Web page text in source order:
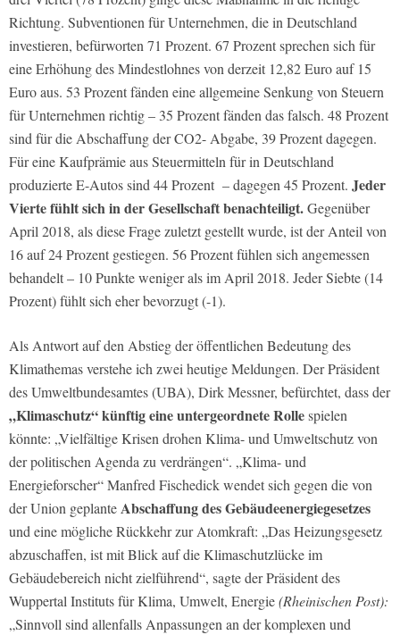
Richtung. Subventionen für Unternehmen, die in Deutschland
investieren, befürworten 71 Prozent. 67 Prozent sprechen sich für
eine Erhöhung des Mindestlohnes von derzeit 12,82 Euro auf 15
Euro aus. 53 Prozent fänden eine allgemeine Senkung von Steuern
für Unternehmen richtig – 35 Prozent fänden das falsch. 48 Prozent
sind für die Abschaffung der CO2- Abgabe, 39 Prozent dagegen.
Für eine Kaufprämie aus Steuermitteln für in Deutschland
produzierte E-Autos sind 44 Prozent – dagegen 45 Prozent. Jeder
Vierte fühlt sich in der Gesellschaft benachteiligt.Gegenüber
April 2018, als diese Frage zuletzt gestellt wurde, ist der Anteil von
16 auf 24 Prozent gestiegen. 56 Prozent fühlen sich angemessen
behandelt – 10 Punkte weniger als im April 2018. Jeder Siebte (14
Prozent) fühlt sich eher bevorzugt (-1).
Als Antwort auf den Abstieg der öffentlichen Bedeutung des
Klimathemas verstehe ich zwei heutige Meldungen. Der Präsident
des Umweltbundesamtes (UBA), Dirk Messner, befürchtet, dass der
„Klimaschutz“ künftig eine untergeordnete Rollespielen
könnte: „Vielfältige Krisen drohen Klima- und Umweltschutz von
der politischen Agenda zu verdrängen“. „Klima- und
Energieforscher“ Manfred Fischedick wendet sich gegen die von
der Union geplanteAbschaffung des Gebäudeenergiegesetzes
und eine mögliche Rückkehr zur Atomkraft: „Das Heizungsgesetz
abzuschaffen, ist mit Blick auf die Klimaschutzlücke im
Gebäudebereich nicht zielführend“, sagte der Präsident des
Wuppertal Instituts für Klima, Umwelt, Energie(Rheinischen Post):
„Sinnvoll sind allenfalls Anpassungen an der komplexen und